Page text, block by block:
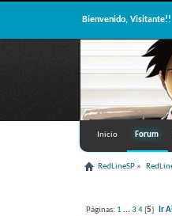
Bienvenido, Visitante!!
Inicio Forum
RedLineSP »
Páginas: 1 ...3 4 [5 ]Ir